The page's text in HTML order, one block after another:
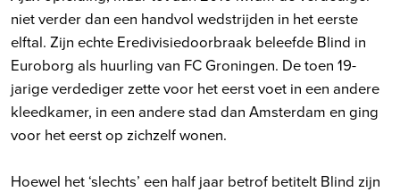
niet verder dan een handvol wedstrijden in het eerste
elftal. Zijn echte Eredivisiedoorbraak beleefde Blind in
Euroborg als huurling van FC Groningen. De toen 19-
jarige verdediger zette voor het eerst voet in een andere
kleedkamer, in een andere stad dan Amsterdam en ging
voor het eerst op zichzelf wonen.
Hoewel het ‘slechts’ een half jaar betrof betitelt Blind zijn